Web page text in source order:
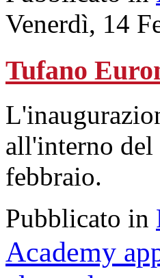
Venerdì, 14
Tufano
all'interno del
febbraio.
Pubblicato in
Academy